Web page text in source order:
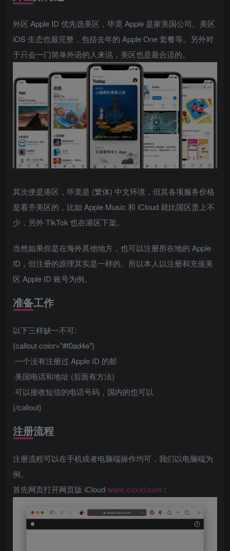
外区 Apple ID 优先选美区，毕竟 Apple 是家美国公司。美区
iOS 生态也最完整，包括去年的 Apple One 套餐等。另外对
于只会一门简单外语的人来说，美区也是最合适的。
其次便是港区，毕竟是 (繁体) 中文环境，但其各项服务价格
是看齐美区的，比如 Apple Music 和 iCloud 就比国区贵上不
少，另外 TikTok 也在港区下架。
当然如果你是在海外其他地方，也可以注册所在地的 Apple
ID，但注册的原理其实是一样的。所以本人以注册和充值美
区 Apple ID 账号为例。
准备工作
以下三样缺一不可:
{callout color="#f0ad4e"}
·一个没有注册过 Apple ID 的邮
·美国电话和地址 (后面有方法)
·可以接收短信的电话号码，国内的也可以
{/callout}
注册流程
注册流程可以在手机或者电脑端操作均可，我们以电脑端为
例。
首先网页打开网页版 iCloudwww.icloud.com :